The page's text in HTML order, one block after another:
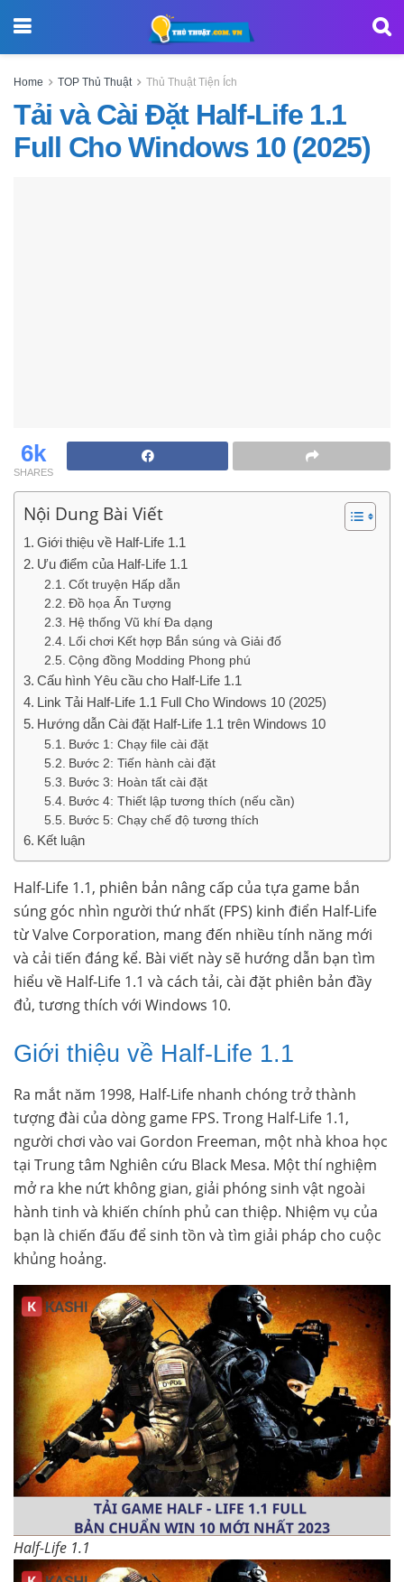
Home TOP Thủ Thuật Thủ Thuật Tiện Ích
Tải và Cài Đặt Half-Life 1.1
Full Cho Windows 10 (2025)
6k
SHARES
Nội Dung Bài Viết
Giới thiệu về Half-Life 1.1
Ưu điểm của Half-Life 1.1
Cốt truyện Hấp dẫn
Đồ họa Ấn Tượng
Hệ thống Vũ khí Đa dạng
Lối chơi Kết hợp Bắn súng và Giải đố
Cộng đồng Modding Phong phú
Cấu hình Yêu cầu cho Half-Life 1.1
Link Tải Half-Life 1.1 Full Cho Windows 10 (2025)
Hướng dẫn Cài đặt Half-Life 1.1 trên Windows 10
Bước 1: Chạy file cài đặt
Bước 2: Tiến hành cài đặt
Bước 3: Hoàn tất cài đặt
Bước 4: Thiết lập tương thích (nếu cần)
Bước 5: Chạy chế độ tương thích
Kết luận
Half-Life 1.1, phiên bản nâng cấp của tựa game bắn
súng góc nhìn người thứ nhất (FPS) kinh điển Half-Life
từ Valve Corporation, mang đến nhiều tính năng mới
và cải tiến đáng kể. Bài viết này sẽ hướng dẫn bạn tìm
hiểu về Half-Life 1.1 và cách tải, cài đặt phiên bản đầy
đủ, tương thích với Windows 10.
Giới thiệu về Half-Life 1.1
Ra mắt năm 1998, Half-Life nhanh chóng trở thành
tượng đài của dòng game FPS. Trong Half-Life 1.1,
người chơi vào vai Gordon Freeman, một nhà khoa học
tại Trung tâm Nghiên cứu Black Mesa. Một thí nghiệm
mở ra khe nứt không gian, giải phóng sinh vật ngoài
hành tinh và khiến chính phủ can thiệp. Nhiệm vụ của
bạn là chiến đấu để sinh tồn và tìm giải pháp cho cuộc
khủng hoảng.
Half-Life 1.1